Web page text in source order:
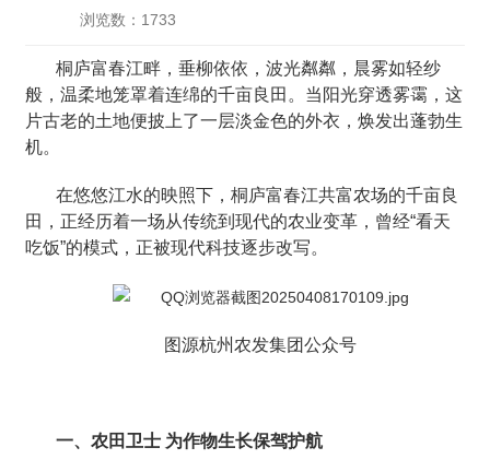
浏览数：1733
桐庐富春江畔，垂柳依依，波光粼粼，晨雾如轻纱
般，温柔地笼罩着连绵的千亩良田。当阳光穿透雾霭，这
片古老的土地便披上了一层淡金色的外衣，焕发出蓬勃生
机。
在悠悠江水的映照下，桐庐富春江共富农场的千亩良
田，正经历着一场从传统到现代的农业变革，曾经“看天
吃饭”的模式，正被现代科技逐步改写。
图源杭州农发集团公众号
一、农田卫士 为作物生长保驾护航